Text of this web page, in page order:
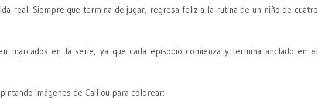
real. Siempre que termina de jugar, regresa feliz a la rutina de un niño de cuatro
marcados en la serie, ya que cada episodio comienza y termina anclado en el
imágenes de Caillou para colorear: